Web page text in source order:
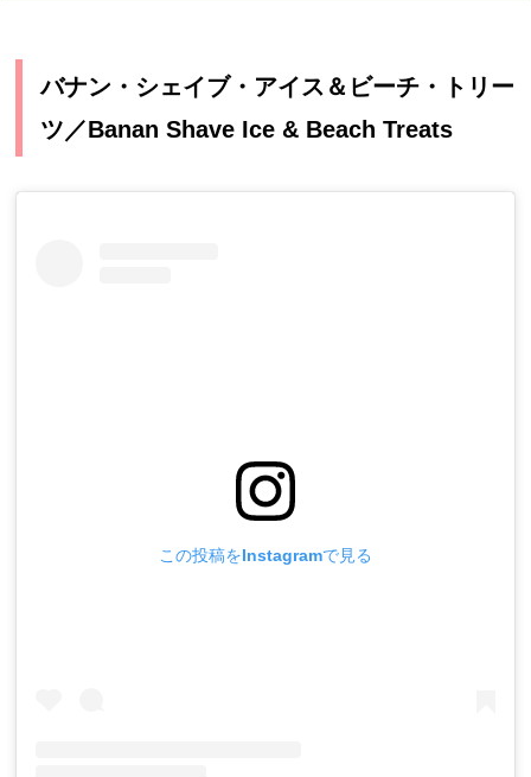
バナン・シェイブ・アイス＆ビーチ・トリー
ツ／Banan Shave Ice & Beach Treats
この投稿をInstagramで見る